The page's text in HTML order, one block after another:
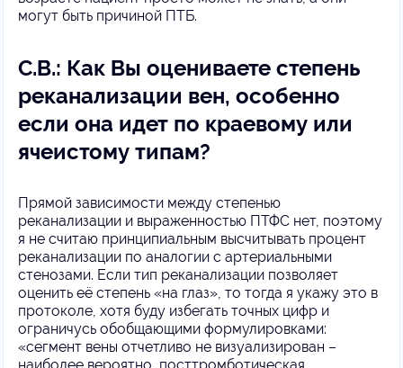
могут быть причиной ПТБ.
С.В.: Как Вы оцениваете степень
реканализации вен, особенно
если она идет по краевому или
ячеистому типам?
Прямой зависимости между степенью
реканализации и выраженностью ПТФС нет, поэтому
я не считаю принципиальным высчитывать процент
реканализации по аналогии с артериальными
стенозами. Если тип реканализации позволяет
оценить её степень «на глаз», то тогда я укажу это в
протоколе, хотя буду избегать точных цифр и
ограничусь обобщающими формулировками:
«сегмент вены отчетливо не визуализирован –